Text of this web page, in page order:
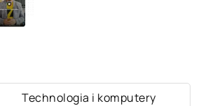
Technologia i komputery